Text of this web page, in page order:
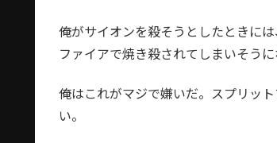
俺がサイオンを殺そうとしたときに
ファイアで焼き殺されてしまいそうに
俺はこれがマジで嫌いだ。スプリッ
い。